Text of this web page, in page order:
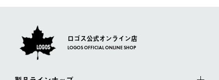
ロゴス公式オンライン店
LOGOS OFFICIAL ONLINE SHOP